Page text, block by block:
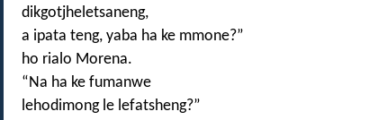
dikgotjheletsaneng,
a ipata teng, yaba ha ke mmone?”
ho rialo Morena.
“Na ha ke fumanwe
lehodimong le lefatsheng?”